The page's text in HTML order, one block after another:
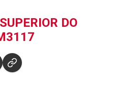
DO